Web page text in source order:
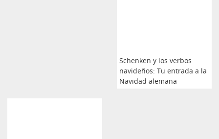
Schenken y los verbos
navideños: Tu entrada a la
Navidad alemana